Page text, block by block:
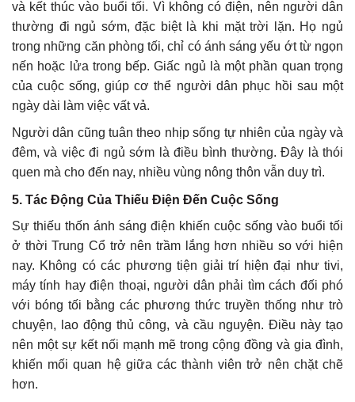
và kết thúc vào buổi tối. Vì không có điện, nên người dân
thường đi ngủ sớm, đặc biệt là khi mặt trời lặn. Họ ngủ
trong những căn phòng tối, chỉ có ánh sáng yếu ớt từ ngọn
nến hoặc lửa trong bếp. Giấc ngủ là một phần quan trọng
của cuộc sống, giúp cơ thể người dân phục hồi sau một
ngày dài làm việc vất vả.
Người dân cũng tuân theo nhịp sống tự nhiên của ngày và
đêm, và việc đi ngủ sớm là điều bình thường. Đây là thói
quen mà cho đến nay, nhiều vùng nông thôn vẫn duy trì.
5. Tác Động Của Thiếu Điện Đến Cuộc Sống
Sự thiếu thốn ánh sáng điện khiến cuộc sống vào buổi tối
ở thời Trung Cổ trở nên trầm lắng hơn nhiều so với hiện
nay. Không có các phương tiện giải trí hiện đại như tivi,
máy tính hay điện thoại, người dân phải tìm cách đối phó
với bóng tối bằng các phương thức truyền thống như trò
chuyện, lao động thủ công, và cầu nguyện. Điều này tạo
nên một sự kết nối mạnh mẽ trong cộng đồng và gia đình,
khiến mối quan hệ giữa các thành viên trở nên chặt chẽ
hơn.